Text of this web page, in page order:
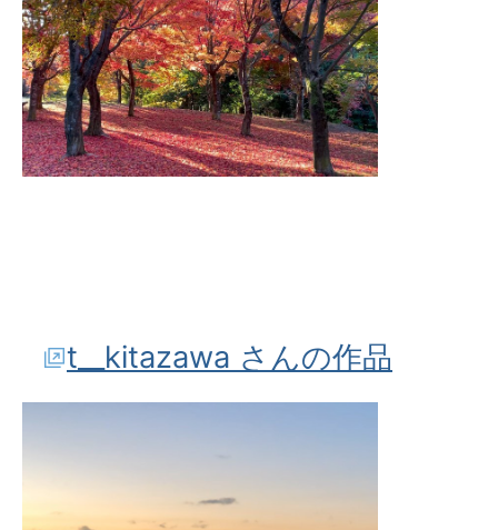
t__kitazawa さんの作品